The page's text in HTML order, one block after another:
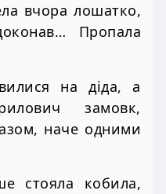
вчора лошатко,
Пропала
на діда, а
замовк,
наче одними
стояла кобила,